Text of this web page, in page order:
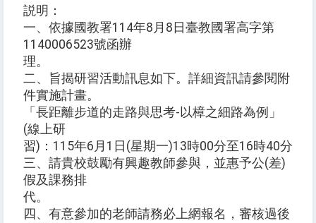
説明：
一、依據國教署114年8月8日臺教國署高字第
1140006523號函辦
理。
二、旨揭研習活動訊息如下。詳細資訊請參閱附
件實施計畫。
「長距離步道的走路與思考-以樟之細路為例」
(線上研
習)：115年6月1日(星期一)13時00分至16時40分
三、請貴校鼓勵有興趣教師參與，並惠予公(差)
假及課務排
代。
四、有意參加的老師請務必上網報名，審核過後